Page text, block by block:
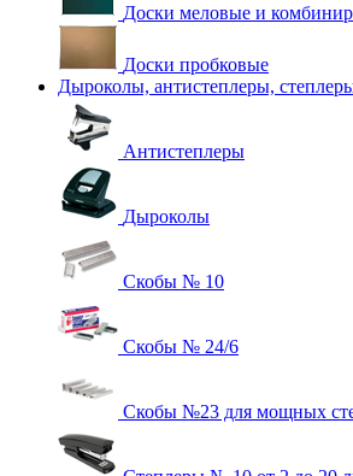
Доски меловые и
Доски пробковые
Дыроколы, антистеплеры,
Антистеплеры
Дыроколы
Скобы № 10
Скобы № 24/6
Скобы №23 для мощных